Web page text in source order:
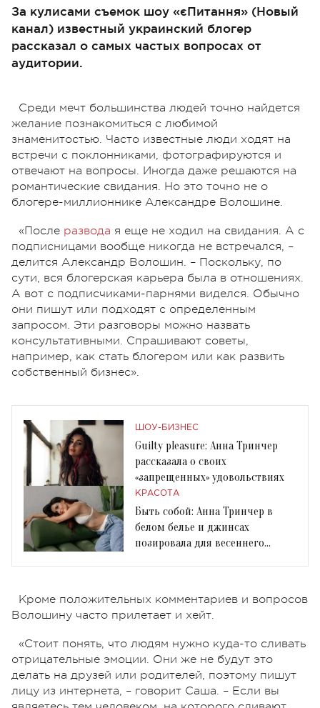
За кулисами съемок шоу «єПитання» (Новый
канал) известный украинский блогер
рассказал о самых частых вопросах от
аудитории.
Среди мечт большинства людей точно найдется
желание познакомиться с любимой
знаменитостью. Часто известные люди ходят на
встречи с поклонниками, фотографируются и
отвечают на вопросы. Иногда даже решаются на
романтические свидания. Но это точно не о
блогере-миллионнике Александре Волошине.
«После развода я еще не ходил на свидания. А с
подписницами вообще никогда не встречался, –
делится Александр Волошин. – Поскольку, по
сути, вся блогерская карьера была в отношениях.
А вот с подписчиками-парнями виделся. Обычно
они пишут или подходят с определенным
запросом. Эти разговоры можно назвать
консультативными. Спрашивают советы,
например, как стать блогером или как развить
собственный бизнес».
ШОУ-БИЗНЕС
Guilty pleasure: Анна Тринчер
рассказала о своих
«запрещенных» удовольствиях
КРАСОТА
Быть собой: Анна Тринчер в
белом белье и джинсах
позировала для весеннего
Кроме положительных комментариев и вопросов
Волошину часто прилетает и хейт.
«Стоит понять, что людям нужно куда-то сливать
отрицательные эмоции. Они же не будут это
делать на друзей или родителей, поэтому пишут
лицу из интернета, – говорит Саша. – Если вы